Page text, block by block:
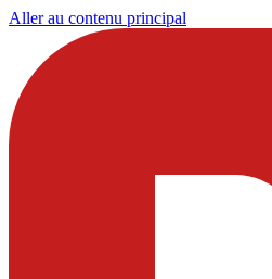
Aller au contenu principal